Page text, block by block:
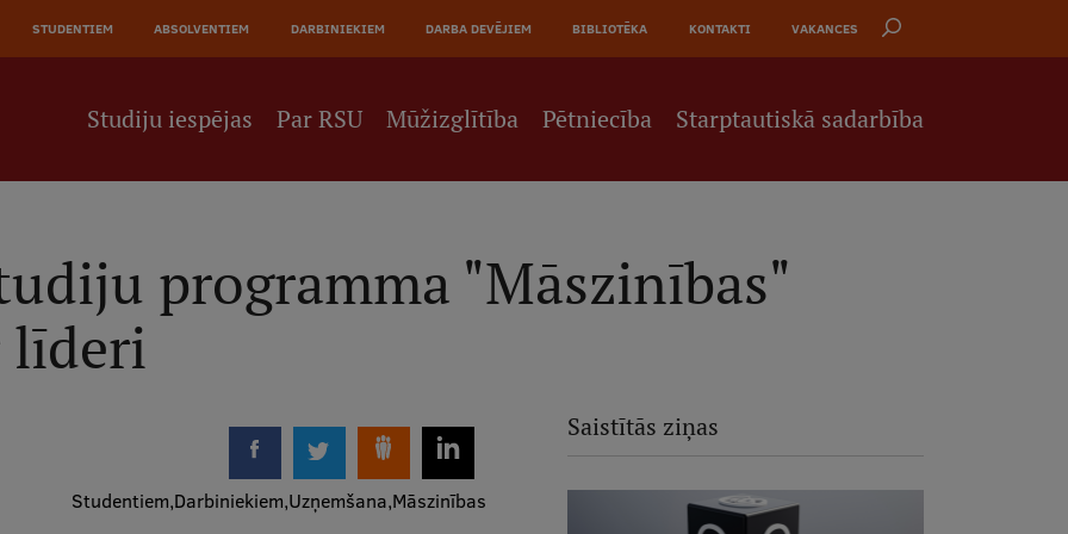
STUDENTIEM ABSOLVENTIEM DARBINIEKIEM DARBA DEVĒJIEM BIBLIOTĒKA KONTAKTI VAKANCES
Studiju iespējas Par RSU Mūžizglītība Pētniecība Starptautiskā sadarbība
programma "Māszinības"
līderi
Studentiem Darbiniekiem Uzņemšana Māszinības
Saistītās ziņas